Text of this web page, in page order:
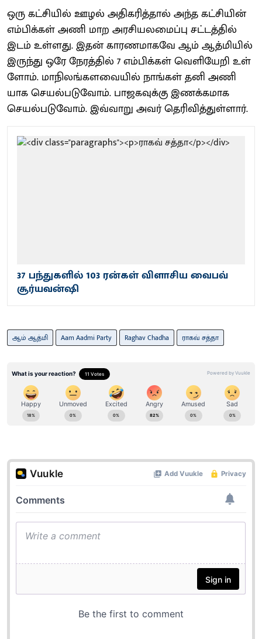
ஒரு கட்​சி​யில் ஊழல் அதி​கரித்தால் அந்த கட்​சி​யின்
எம்​பிக்​கள் அணி மாற அரசி​யலமைப்பு சட்​டத்​தில்
இடம் உள்​ளது. இதன் காரண​மாகவே ஆம் ஆத்​மி​யில்
இருந்து ஒரே நேரத்​தில் 7 எம்பிக்கள் வெளி​யேறி உள்​
ளோம். மாநிலங்​களவை​யில் நாங்​கள் தனி அணி​
யாக செயல்​படு​வோம். பாஜக​வுக்கு இணக்​க​மாக
செயல்​படு​வோம்​. இவ்​வாறு அவர்​ தெரி​வித்​துள்​ளார்​.
37 பந்துகளில் 103 ரன்கள் விளாசிய வைபவ்
சூர்யவன்ஷி
ஆம் ஆத்மி Aam Aadmi Party Raghav Chadha ராகவ் சத்தா